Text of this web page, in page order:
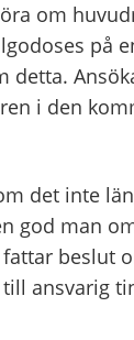
om
på
i den
det inte
god man
beslut
ansvarig